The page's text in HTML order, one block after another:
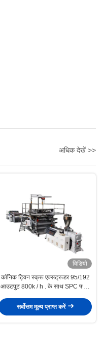
अधिक देखें >>
विडियो
कॉनिक ट्विन स्क्रू एक्सट्रूडर 95/192
आउटपुट 800k / h . के साथ SPC फ्लोर
सर्वोत्तम मूल्य प्राप्त करें